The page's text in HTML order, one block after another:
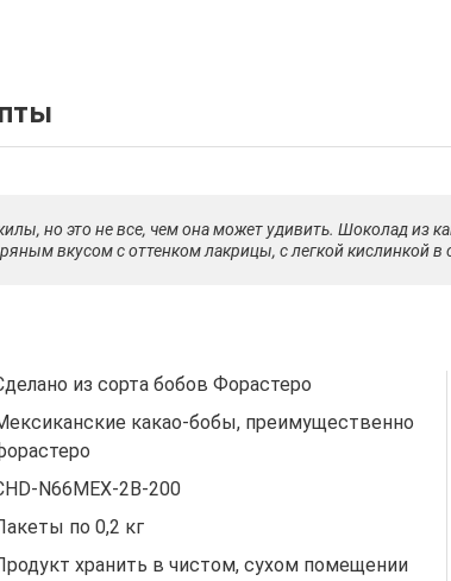
но это не все, чем она может удивить. Шоколад
вкусом с оттенком лакрицы, с легкой кислинкой в
из сорта бобов Форастеро
какао-бобы, преимущественно
N66MEX-2B-200
по 0,2 кг
хранить в чистом, сухом помещении